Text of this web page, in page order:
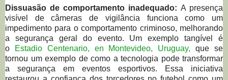
Dissuasão de comportamento inadequado: A presença
visível de câmeras de vigilância funciona como um
impedimento para o comportamento criminoso, melhorando
a segurança geral do evento. Um exemplo tangível é
o
Estadio Centenario, en Montevideo, Uruguay, que se
tornou um exemplo de como a tecnologia pode transformar
a segurança em eventos esportivos. Essa iniciativa